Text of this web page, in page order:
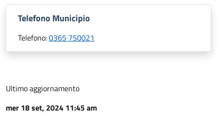
Telefono Municipio
Telefono:0365 750021
Ultimo aggiornamento
mer 18 set, 2024 11:45 am